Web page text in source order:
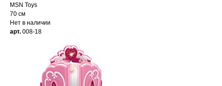
MSN Toys
70 см
Нет в наличии
арт. 008-18